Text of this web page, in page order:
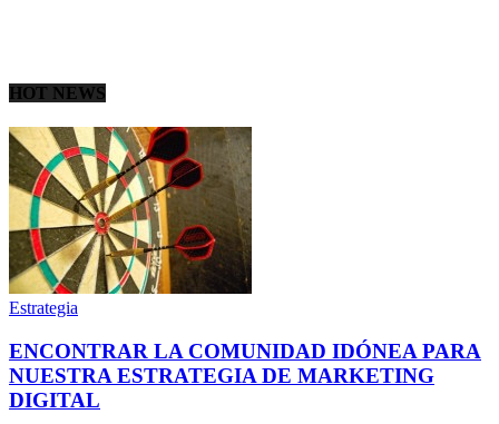
HOT NEWS
Estrategia
ENCONTRAR LA COMUNIDAD IDÓNEA PARA
NUESTRA ESTRATEGIA DE MARKETING
DIGITAL